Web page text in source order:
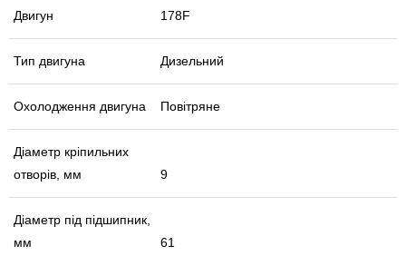
Двигун 178F
Тип двигуна Дизельний
Охолодження двигуна Повітряне
Діаметр кріпильних
отворів, мм
9
Діаметр під підшипник,
мм
61